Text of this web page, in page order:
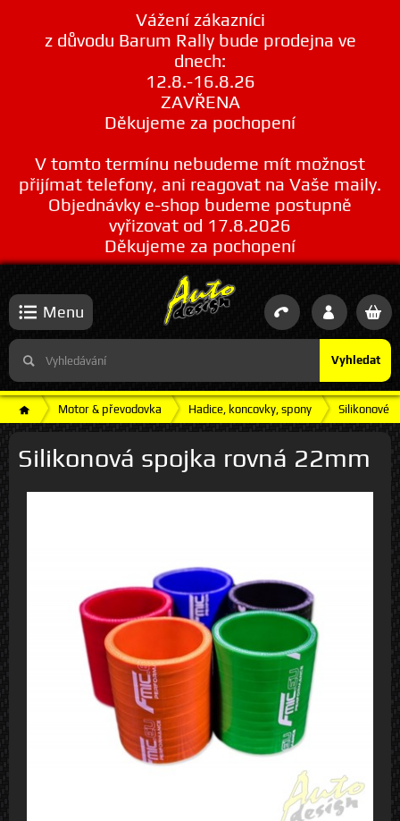
Vážení zákazníci
z důvodu Barum Rally bude prodejna ve
dnech:
12.8.-16.8.26
ZAVŘENA
Děkujeme za pochopení
V tomto termínu nebudeme mít možnost
přijímat telefony, ani reagovat na Vaše maily.
Objednávky e-shop budeme postupně
vyřizovat od 17.8.2026
Děkujeme za pochopení
Vyhledat
Menu
Motor & převodovka Hadice, koncovky, spony Silikonové
Silikonová spojka rovná 22mm